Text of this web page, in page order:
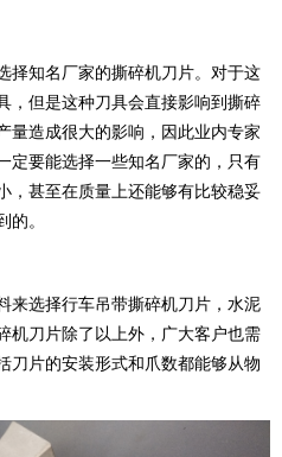
知名厂家的撕碎机刀片。对于这
，但是这种刀具会直接影响到撕碎
量造成很大的影响，因此业内专家
定要能选择一些知名厂家的，只有
，甚至在质量上还能够有比较稳妥
的。
选择行车吊带撕碎机刀片，水泥
机刀片除了以上外，广大客户也需
刀片的安装形式和爪数都能够从物